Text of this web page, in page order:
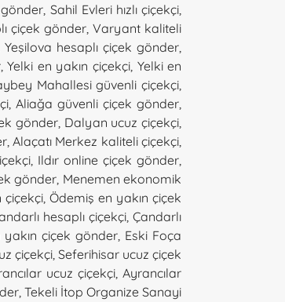
, Sahil Evleri hızlı çiçekçi,
çiçek gönder,Varyant kaliteli
Yeşilova hesaplı çiçek gönder,
,Yelki en yakın çiçekçi, Yelki en
Mahallesi güvenli çiçekçi,
,Aliağa güvenli çiçek gönder,
gönder, Dalyan ucuz çiçekçi,
,Alaçatı Merkez kaliteli çiçekçi,
, Ildır online çiçek gönder,
gönder, Menemen ekonomik
çiçekçi,Ödemiş en yakın çiçek
hesaplı çiçekçi,Çandarlı
çiçek gönder, Eski Foça
çiçekçi, Seferihisar ucuz çiçek
ucuz çiçekçi, Ayrancılar
, Tekeli İtop Organize Sanayi